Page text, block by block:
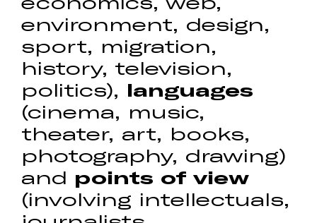
environment, design,
sport, migration,
history, television,
politics), languages
(cinema, music,
theater, art, books,
photography, drawing)
and points of view
(involving intellectuals,